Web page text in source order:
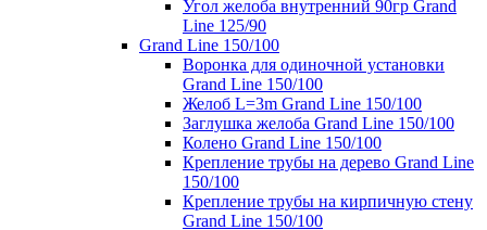
Угол желоба внутренний 90гр Grand
Line 125/90
Grand Line 150/100
Воронка для одиночной установки
Grand Line 150/100
Желоб L=3m Grand Line 150/100
Заглушка желоба Grand Line 150/100
Колено Grand Line 150/100
Крепление трубы на дерево Grand Line
150/100
Крепление трубы на кирпичную стену
Grand Line 150/100